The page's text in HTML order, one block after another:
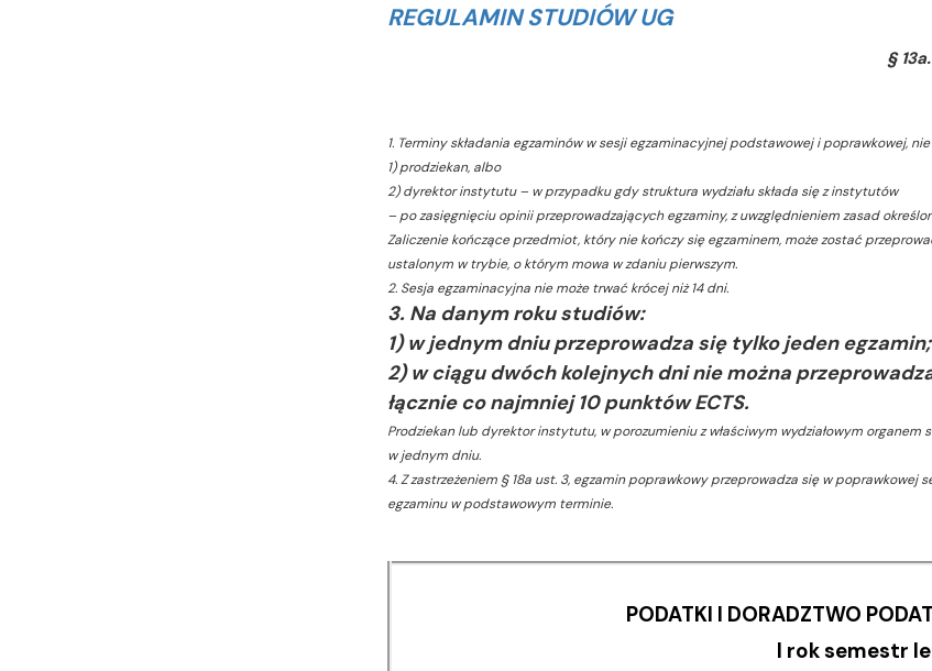
REGULAMIN STUDIÓW UG
§
1. Terminy składania egzaminów w sesji egzaminacyjnej podstawowej i poprawkowej,
1) prodziekan, albo
2) dyrektor instytutu – w przypadku gdy struktura wydziału składa się z instytutów
– po zasięgnięciu opinii przeprowadzających egzaminy, z uwzględnieniem zasad
Zaliczenie kończące przedmiot, który nie kończy się egzaminem, może zostać
ustalonym w trybie, o którym mowa w zdaniu pierwszym.
2. Sesja egzaminacyjna nie może trwać krócej niż 14 dni.
3. Na danym roku studiów:
1) w jednym dniu przeprowadza się tylko jeden egzamin;
2)w ciągu dwóch kolejnych dni nie można
łącznie co najmniej 10 punktów ECTS.
Prodziekan lub dyrektor instytutu, w porozumieniu z właściwym wydziałowym
w jednym dniu.
4. Z zastrzeżeniem § 18a ust. 3, egzamin poprawkowy przeprowadza się w
egzaminu w podstawowym terminie.
PODATKI I DORADZTWO
I rok semestr